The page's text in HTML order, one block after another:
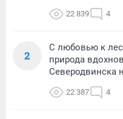
22 839 4
2
С любовью к
природа
Северодвинска
22 387 4